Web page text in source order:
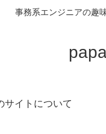
事務系エンジニアの趣
サイトについて